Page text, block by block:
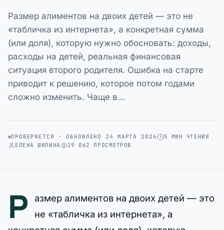
Размер алиментов на двоих детей — это не
«табличка из интернета», а конкретная сумма
(или доля), которую нужно обосновать: доходы,
расходы на детей, реальная финансовая
ситуация второго родителя. Ошибка на старте
приводит к решению, которое потом годами
сложно изменить. Чаще в…
ПРОВЕРЯЕТСЯ · ОБНОВЛЕНО 24 МАРТА 2026
5 МИН ЧТЕНИЯ
ЕЛЕНА ШИЛИНА
19 062 ПРОСМОТРОВ
Р
азмер алиментов на двоих детей — это
не «табличка из интернета», а